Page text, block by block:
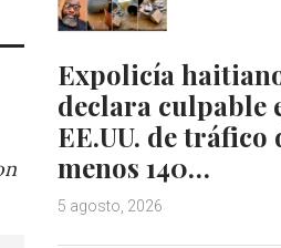
Expolicía
declara culpable
EE.UU. de tráfico
menos 140…
5 agosto, 2026